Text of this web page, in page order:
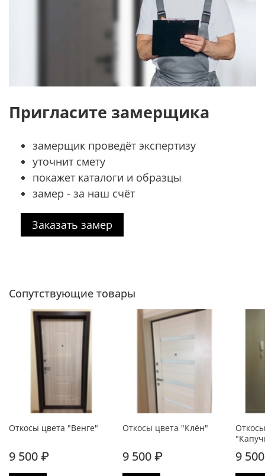
Пригласите замерщика
замерщик проведёт экспертизу
уточнит смету
покажет каталоги и образцы
замер - за наш счёт
Заказать замер
Сопутствующие товары
Откосы цвета "Венге"
9 500 ₽
Откосы цвета "Клён"
9 500 ₽ 9